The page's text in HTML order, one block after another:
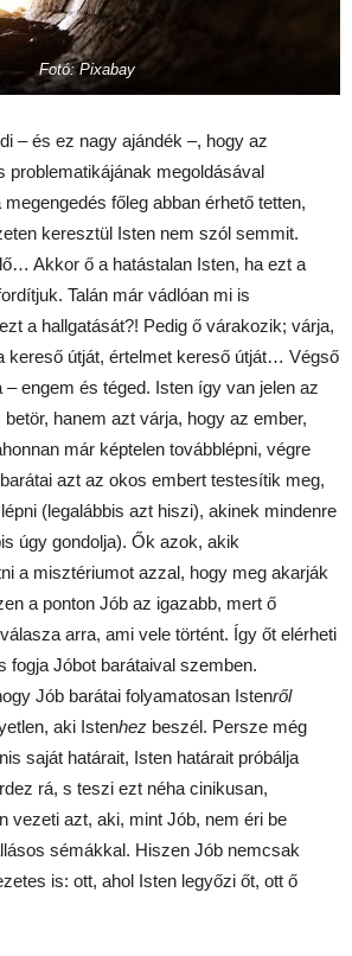
Fotó: Pixabay
– és ez nagy ajándék –, hogy az
problematikájának megoldásával
főleg abban érhető tetten,
keresztül Isten nem szól semmit.
Akkor ő a hatástalan Isten, ha ezt a
Talán már vádlóan mi is
a hallgatását?! Pedig ő várakozik; várja,
kereső útját, értelmet kereső útját… Végső
engem és téged. Isten így van jelen az
hanem azt várja, hogy az ember,
már képtelen továbblépni, végre
azt az okos embert testesítik meg,
(legalábbis azt hiszi), akinek mindenre
úgy gondolja). Ők azok, akik
a misztériumot azzal, hogy meg akarják
a ponton Jób az igazabb, mert ő
arra, ami vele történt. Így őt elérheti
fogja Jóbot barátaival szemben.
Jób barátai folyamatosan Istenről
aki Istenhez beszél. Persze még
saját határait, Isten határait próbálja
rá, s teszi ezt néha cinikusan,
vezeti azt, aki, mint Jób, nem éri be
sémákkal. Hiszen Jób nemcsak
is: ott, ahol Isten legyőzi őt, ott ő